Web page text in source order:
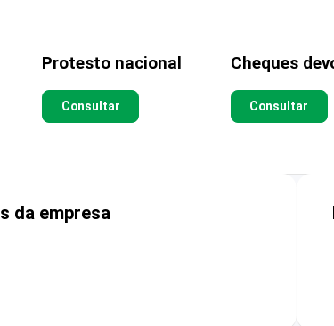
Protesto nacional
Consultar
Cheques
Consultar
da empresa